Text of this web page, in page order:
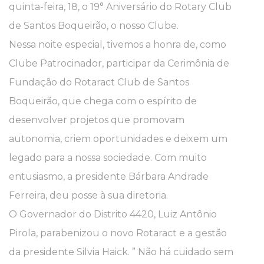
quinta-feira, 18, o 19° Aniversário do Rotary Club
de Santos Boqueirão, o nosso Clube.
Nessa noite especial, tivemos a honra de, como
Clube Patrocinador, participar da Cerimônia de
Fundação do Rotaract Club de Santos
Boqueirão, que chega com o espírito de
desenvolver projetos que promovam
autonomia, criem oportunidades e deixem um
legado para a nossa sociedade. Com muito
entusiasmo, a presidente Bárbara Andrade
Ferreira, deu posse à sua diretoria.
O Governador do Distrito 4420, Luiz Antônio
Pirola, parabenizou o novo Rotaract e a gestão
da presidente Silvia Haick. ” Não há cuidado sem